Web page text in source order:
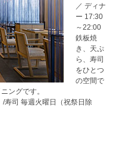
／ ディナ
ー 17:30
～22:00
鉄板焼
き、天ぷ
ら、寿司
をひとつ
の空間で
ングです。
寿司 毎週火曜日（祝祭日除